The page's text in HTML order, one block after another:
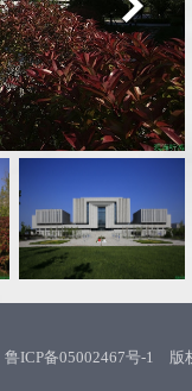
鲁ICP备05002467号-1
版